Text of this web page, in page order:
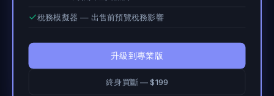
稅務模擬器 — 出售前預覽稅務影響
升級到專業版
終身買斷 — $199